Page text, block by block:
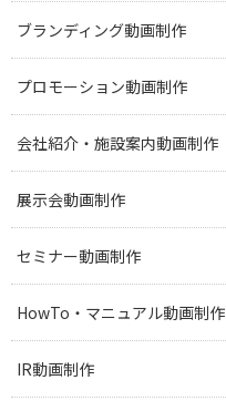
ブランディング動画制作
プロモーション動画制作
会社紹介・施設案内動画制作
展示会動画制作
セミナー動画制作
HowTo・マニュアル動画制作
IR動画制作